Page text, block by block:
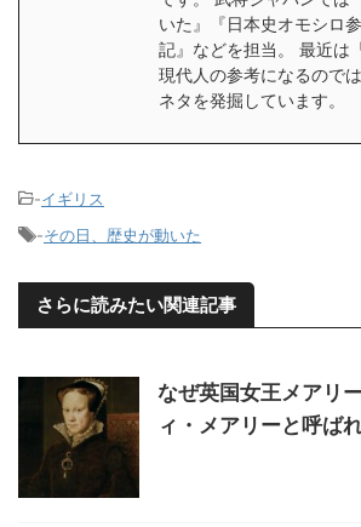
いた』『日本史オモシロ
記』などを担当。 最近は
現代人の参考になるので
ネタを発掘しています。
-イギリス
-その日、歴史が動いた
さらに読みたい関連記事
なぜ英国女王メアリ
ィ・メアリーと呼ば